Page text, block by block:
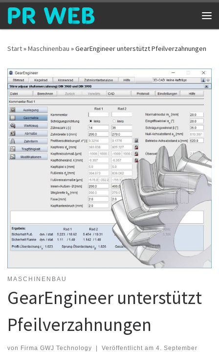
Zum Inhalt springen
Start»Maschinenbau »GearEngineer unterstützt Pfeilverzahnungen
MASCHINENBAU
GearEngineer unterstützt
Pfeilverzahnungen
von Firma GWJ Technology | Veröffentlicht am 4. September